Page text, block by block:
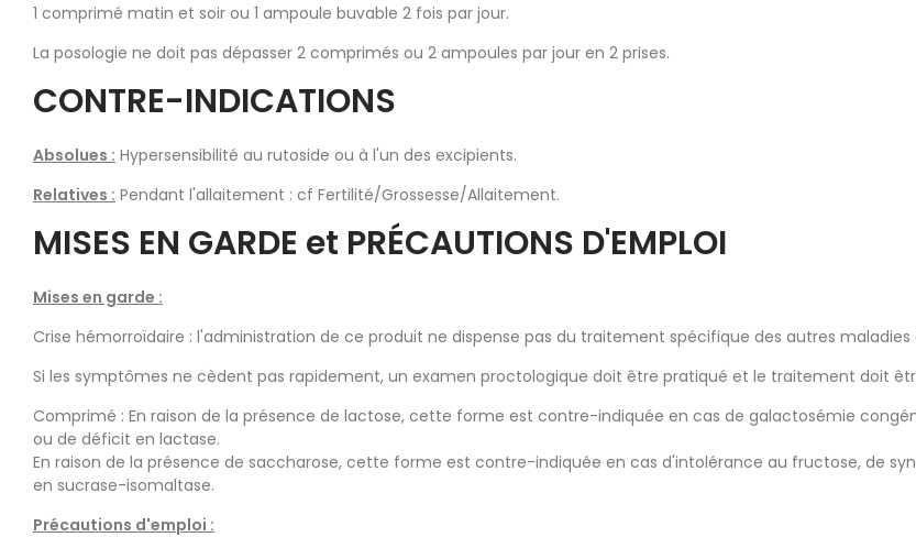
1 comprimé matin et soir ou 1 ampoule buvable 2 fois par jour.
La posologie ne doit pas dépasser 2 comprimés ou 2 ampoules par jour en 2 prises.
CONTRE-INDICATIONS
Absolues : Hypersensibilité au rutoside ou à l'un des excipients.
Relatives : Pendant l'allaitement : cf Fertilité/Grossesse/Allaitement.
MISES EN GARDE et PRÉCAUTIONS D'EMPLOI
Mises en garde :
Crise hémorroïdaire : l'administration de ce produit ne dispense pas du traitement spécifique des autres
Si les symptômes ne cèdent pas rapidement, un examen proctologique doit être pratiqué et le traitement doit
Comprimé : En raison de la présence de lactose, cette forme est contre-indiquée en cas de galactosémie
ou de déficit en lactase.
En raison de la présence de saccharose, cette forme est contre-indiquée en cas d'intolérance au fructose, de
en sucrase-isomaltase.
Précautions d'emploi :